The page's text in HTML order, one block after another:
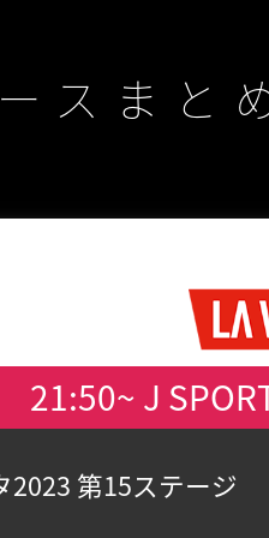
スまと
21:50~ J
2023 第15ステージ